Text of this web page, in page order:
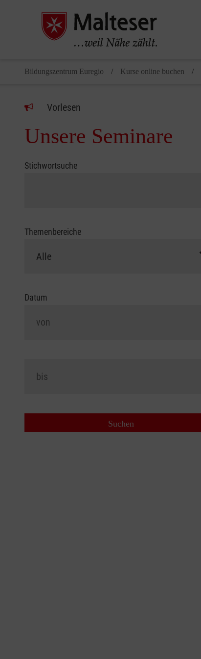
Bildungszentrum Euregio Kurse online buchen
Vorlesen
Unsere Seminare
Stichwortsuche
Themenbereiche
Datum